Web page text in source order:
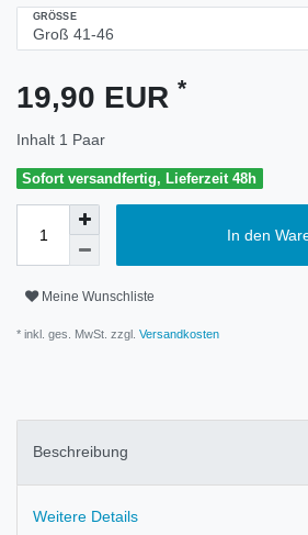
GRÖSSE
19,90 EUR *
Inhalt 1 Paar
Sofort versandfertig, Lieferzeit 48h
In den
Meine Wunschliste
* inkl. ges. MwSt. zzgl. Versandkosten
Beschreibung
Weitere Details